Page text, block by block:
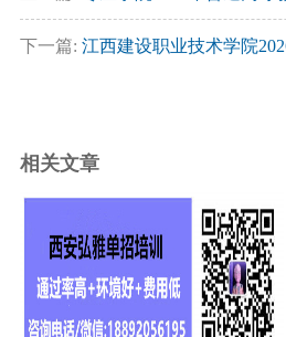
下一篇: 江西建设职业技术学院
相关文章